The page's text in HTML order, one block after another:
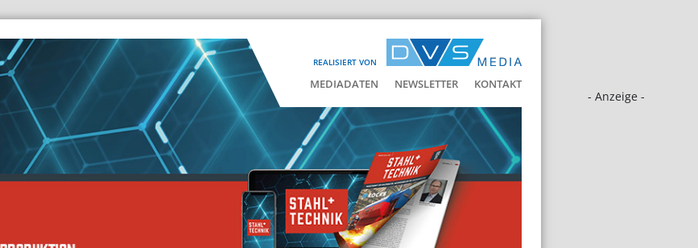
REALISIERT VON
MEDIADATEN NEWSLETTER KONTAKT
- Anzeige -